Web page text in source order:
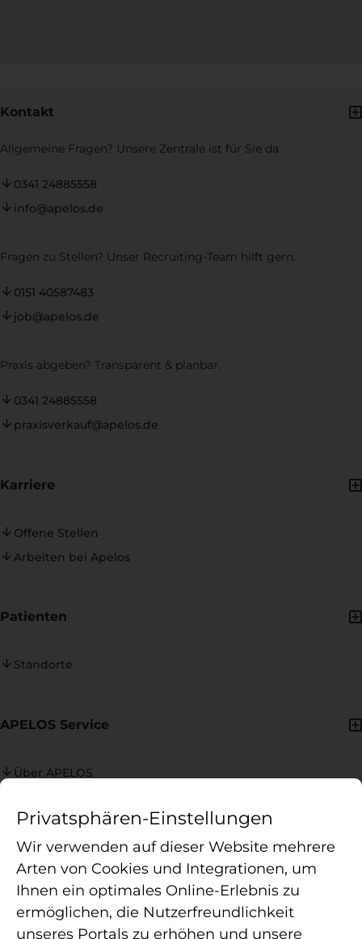
Kontakt
Allgemeine Fragen? Unsere Zentrale ist für Sie da.
0341 24885558
info@apelos.de
Fragen zu Stellen? Unser Recruiting-Team hilft gern.
0151 40587483
job@apelos.de
Praxis abgeben? Transparent & planbar.
0341 24885558
praxisverkauf@apelos.de
Karriere
Offene Stellen
Arbeiten bei Apelos
Patienten
Standorte
APELOS Service
Über APELOS
Praxiswertrechner
Die APELOS Therapie ist ein in Deutschland agierender
Privatsphären-Einstellungen
Wir verwenden auf dieser Website mehrere
Arten von Cookies und Integrationen, um
Ihnen ein optimales Online-Erlebnis zu
ermöglichen, die Nutzerfreundlichkeit
unseres Portals zu erhöhen und unsere